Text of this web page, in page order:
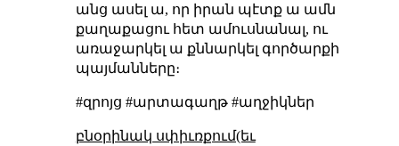
անց ասել ա, որ իրան պէտք ա ամն
քաղաքացու հետ ամուսնանալ, ու
առաջարկել ա քննարկել գործարքի
պայմանները։
#զրոյց #արտագաղթ #աղջիկներ
բնօրինակ սփիւռքում(եւ